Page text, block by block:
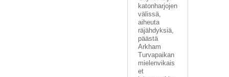
katonharjojen
välissä,
aiheuta
räjähdyksiä,
päästä
Arkham
Turvapaikan
mielenvikais
et